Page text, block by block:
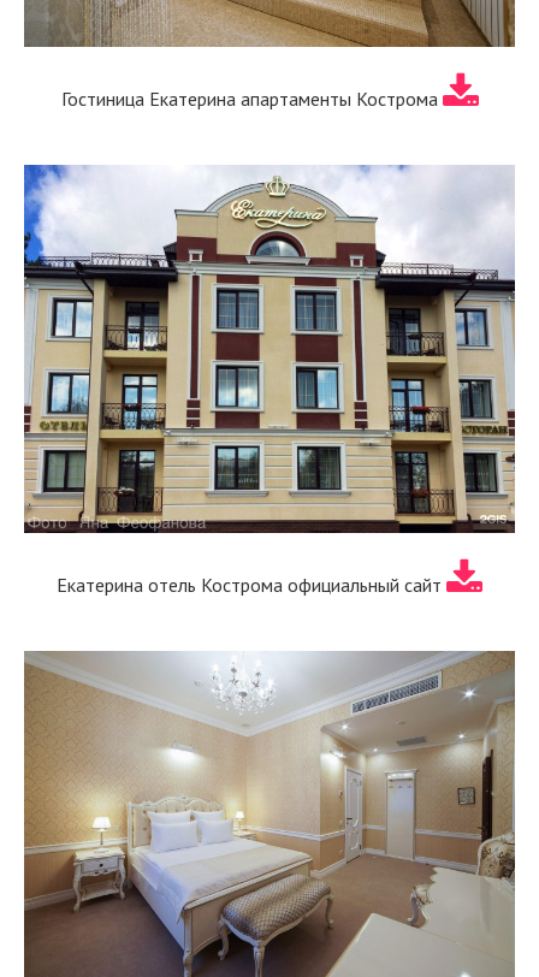
Гостиница Екатерина апартаменты Кострома
Екатерина отель Кострома официальный сайт